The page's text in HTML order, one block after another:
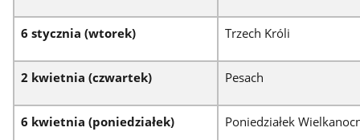
6 stycznia (wtorek) Trzech Króli
2 kwietnia (czwartek) Pesach
6 kwietnia (poniedziałek) Poniedziałek